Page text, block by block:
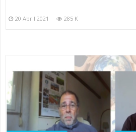
20 Abril 2021 285 K